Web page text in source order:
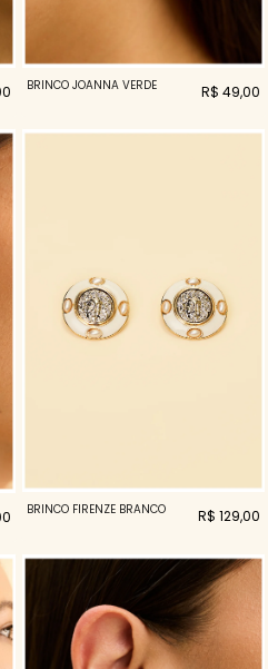
BRINCO JOANNA VERDE R$ 49,00
BRINCO FIRENZE BRANCO R$ 129,00